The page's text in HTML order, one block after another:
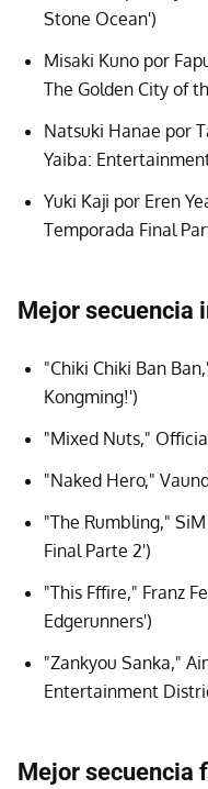
Stone Ocean')
Misaki Kuno por
The Golden City of
Natsuki Hanae por
Yaiba:
Yuki Kaji por Eren
Temporada Final
Mejor secuencia
"Chiki Chiki Ban
Kongming!')
"Mixed Nuts,"
"Naked Hero,"
"The Rumbling,"
Final Parte 2')
"This Fffire," Franz
Edgerunners')
"Zankyou Sanka,"
Entertainment
Mejor secuencia